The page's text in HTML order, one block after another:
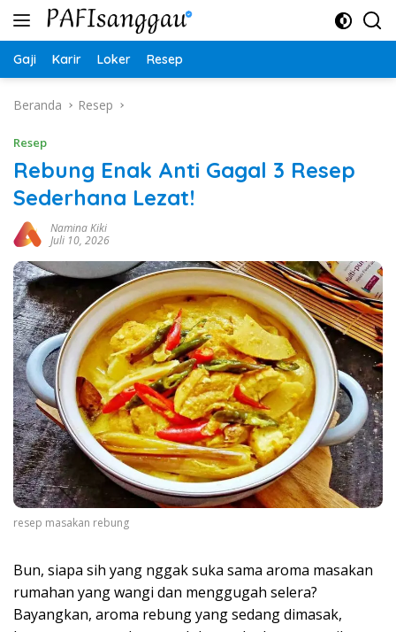
Langsung
Gaji Karir Loker Resep
Beranda Resep
Resep
Rebung Enak Anti Gagal 3 Resep
Sederhana Lezat!
Namina Kiki
Juli 10, 2026
resep masakan rebung
Bun, siapa sih yang nggak suka sama aroma masakan
rumahan yang wangi dan menggugah selera?
Bayangkan, aroma rebung yang sedang dimasak,